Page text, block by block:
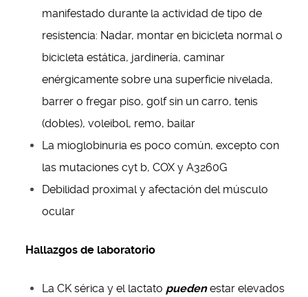
manifestado durante la actividad de tipo de
resistencia: Nadar, montar en bicicleta normal o
bicicleta estática, jardinería, caminar
enérgicamente sobre una superficie nivelada,
barrer o fregar piso, golf sin un carro, tenis
(dobles), voleibol, remo, bailar
La mioglobinuria es poco común, excepto con
las mutaciones cyt b, COX y A3260G
Debilidad proximal y afectación del músculo
ocular
Hallazgos de laboratorio
La CK sérica y el lactato puedenestar elevados